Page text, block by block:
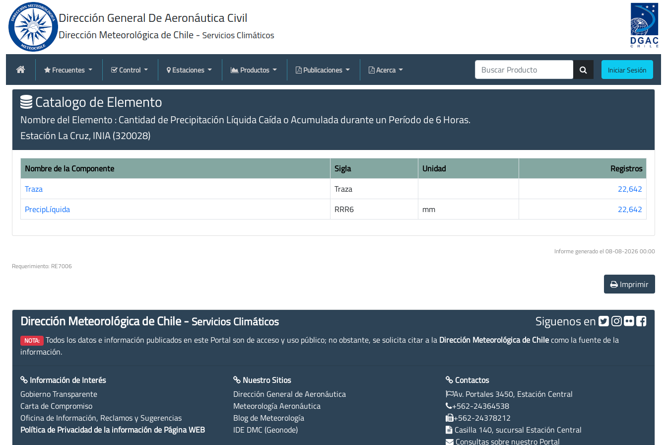
Frecuentes Control Estaciones Productos Publicaciones Acerca Iniciar Sesión
Catalogo de Elemento
Nombre del Elemento : Cantidad de Precipitación Líquida Caída o Acumulada durante un Período de 6 Horas.
Estación La Cruz, INIA (320028)
Nombre de la Componente Sigla Unidad
Registros
Traza
Traza
22,642
PrecipLíquida
RRR6 mm 22,642
Informe generado el 08-08-2026 00:00
Requerimiento: RE7006
Imprimir
Dirección Meteorológica de Chile - Servicios Climáticos Siguenos en
NOTA: Todos los datos e información publicados en este Portal son de acceso y uso público; no obstante, se solicita citar a la Dirección Meteorológica de Chilecomo la fuente de la
información.
Información de Interés
Gobierno Transparente
Carta de Compromiso
Oficina de Información, Reclamos y Sugerencias
Política de Privacidad de la información de Página WEB
Nuestro Sitios
Dirección General de Aeronáutica
Meteorología Aeronáutica
Blog de Meteorología
IDE DMC (Geonode)
Contactos
Av. Portales 3450, Estación Central
+562-24364538
+562-24378212
Casilla 140, sucursal Estación Central
Consultas sobre nuestro Portal